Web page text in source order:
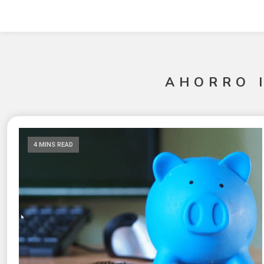
AHORRO
4 MINS READ